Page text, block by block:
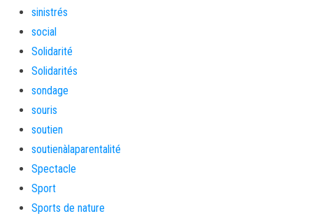
sinistrés
social
Solidarité
Solidarités
sondage
souris
soutien
soutienàlaparentalité
Spectacle
Sport
Sports de nature